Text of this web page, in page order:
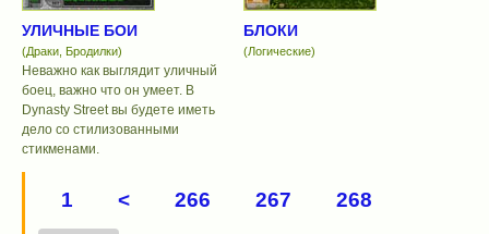
УЛИЧНЫЕ БОИ
(Драки, Бродилки)
Неважно как выглядит уличный
боец, важно что он умеет. В
Dynasty Street вы будете иметь
дело со стилизованными
стикменами.
БЛОКИ
(Логические)
1 < 266 267 268